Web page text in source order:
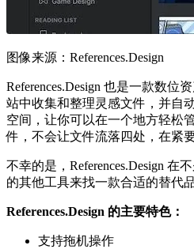
图像来源：References.Design
References.Design 也是一款数位
站中收集和整理灵感文件，并自
空间，让你可以在一个地方轻松
件，不会让文件流落四处，在紧
不幸的是，References.Design 在
的其他工具来找一款合适的替代
References.Design 的主要特色：
支持拖机操作